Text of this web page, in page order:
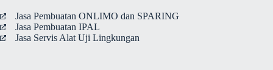
Jasa Pembuatan ONLIMO dan SPARING
Jasa Pembuatan IPAL
Jasa Servis Alat Uji Lingkungan